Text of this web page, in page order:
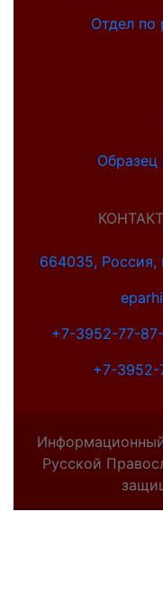
Отдел по
Образец
664035, Россия,
+7-3952-77-
+7-3952-
Русской